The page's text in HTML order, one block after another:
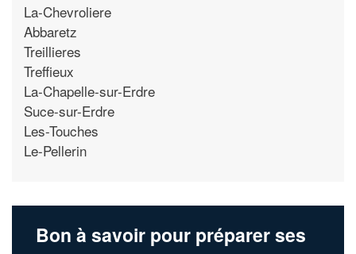
La-Chevroliere
Abbaretz
Treillieres
Treffieux
La-Chapelle-sur-Erdre
Suce-sur-Erdre
Les-Touches
Le-Pellerin
Bon à savoir pour préparer ses